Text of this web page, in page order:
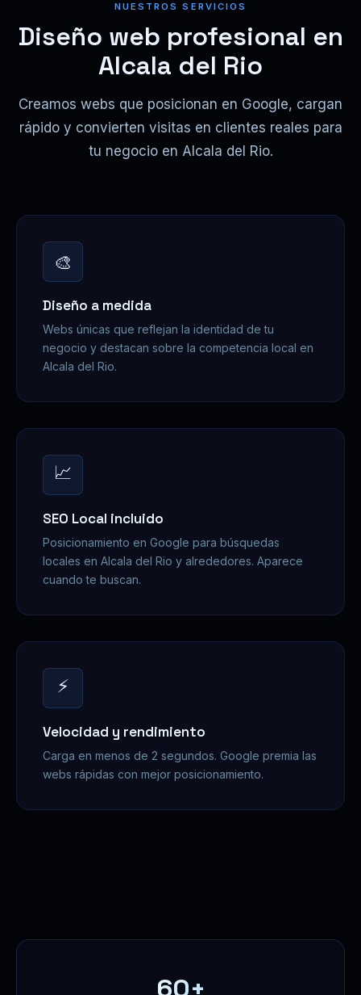
NUESTROS SERVICIOS
Diseño web profesional en
Alcala del Rio
Creamos webs que posicionan en Google, cargan
rápido y convierten visitas en clientes reales para
tu negocio en Alcala del Rio.
🎨
Diseño a medida
Webs únicas que reflejan la identidad de tu
negocio y destacan sobre la competencia local en
Alcala del Rio.
📈
SEO Local incluido
Posicionamiento en Google para búsquedas
locales en Alcala del Rio y alrededores. Aparece
cuando te buscan.
⚡
Velocidad y rendimiento
Carga en menos de 2 segundos. Google premia las
webs rápidas con mejor posicionamiento.
60+